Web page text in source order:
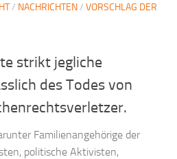
/ NACHRICHTEN/ VORSCHLAG DER
strikt jegliche
des Todes von
Familienangehörige der
politische Aktivisten,